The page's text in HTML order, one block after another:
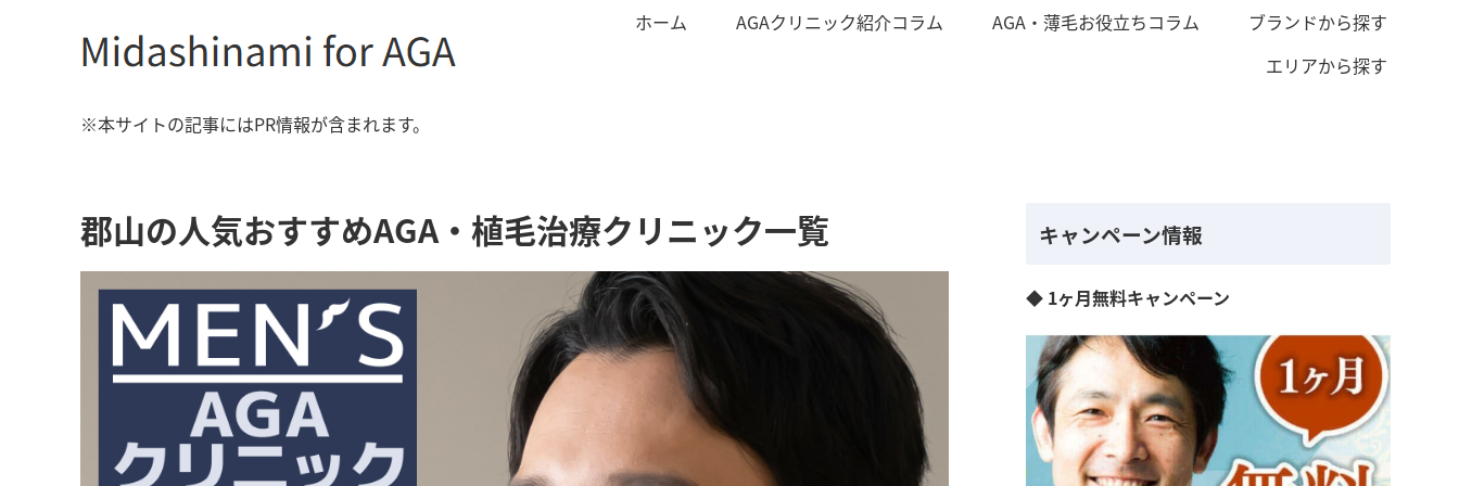
ホーム AGAクリニック紹介コラム AGA・薄毛お役立ちコラム
ブランドから探す
エリアから探す
※本サイトの記事にはPR情報が含まれます。
郡山の人気おすすめAGA・植毛治療クリニック一覧 キャンペーン情報
◆ 1ヶ月無料キャンペーン